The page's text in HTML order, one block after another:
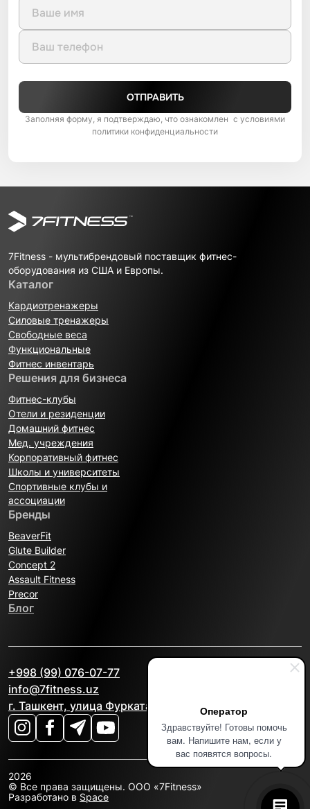
Оператор
Здравствуйте! Готовы помочь
вам. Напишите нам, если у
вас появятся вопросы.
ОТПРАВИТЬ
Заполняя форму, я подтверждаю, что ознакомлен с условиями
политики конфиденциальности
7Fitness - мультибрендовый поставщик фитнес-
оборудования из США и Европы.
Каталог
Кардиотренажеры
Силовые тренажеры
Свободные веса
Функциональные
Фитнес инвентарь
Решения для бизнеса
Фитнес-клубы
Отели и резиденции
Домашний фитнес
Мед. учреждения
Корпоративный фитнес
Школы и университеты
Спортивные клубы и
ассоциации
Бренды
BeaverFit
Glute Builder
Concept 2
Assault Fitness
Precor
Блог
+998 (99) 076-07-77
info@7fitness.uz
г. Ташкент, улица Фурката, 2А
2026
© Все права защищены. OOO «7Fitness»
Разработано в Space